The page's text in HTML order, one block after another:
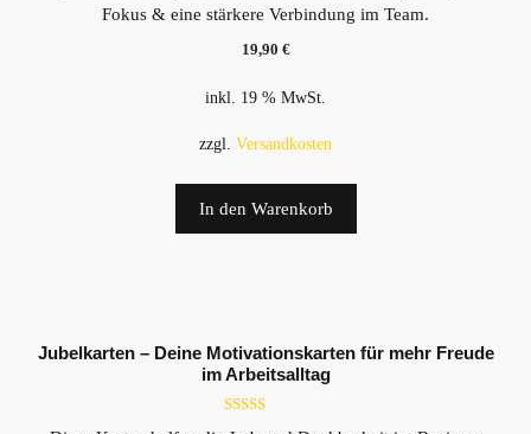
Fokus & eine stärkere Verbindung im Team.
19,90 €
inkl. 19 % MwSt.
zzgl. Versandkosten
In den Warenkorb
Jubelkarten – Deine Motivationskarten für mehr Freude
im Arbeitsalltag